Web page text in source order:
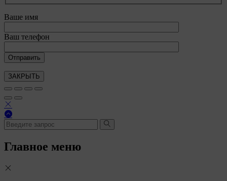
Ваше имя
Ваш телефон
ЗАКРЫТЬ
Главное меню